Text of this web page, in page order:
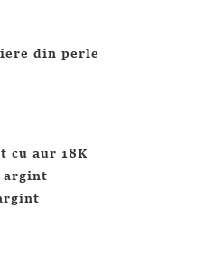
din perle
cu aur 18K
argint